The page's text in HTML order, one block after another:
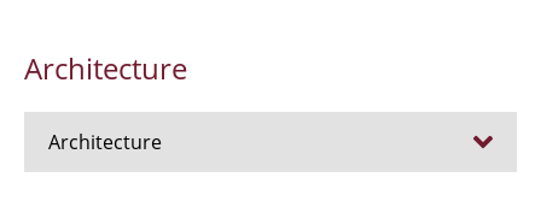
Architecture
Architecture